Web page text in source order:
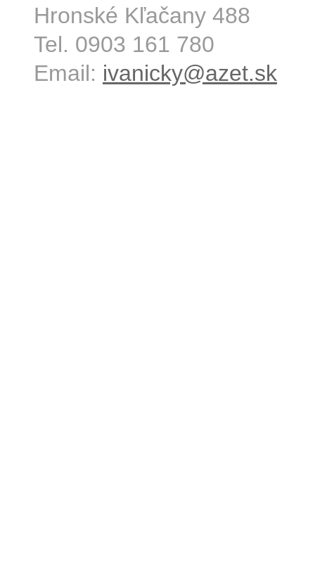
Hronské Kľačany 488
Tel. 0903 161 780
Email: ivanicky@azet.sk